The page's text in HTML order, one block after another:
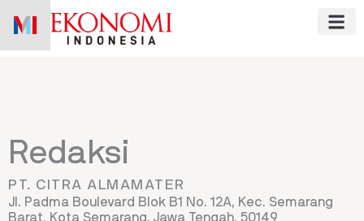
Redaksi
PT. CITRA ALMAMATER
Jl. Padma Boulevard Blok B1 No. 12A, Kec. Semarang
Barat, Kota Semarang, Jawa Tengah, 50149